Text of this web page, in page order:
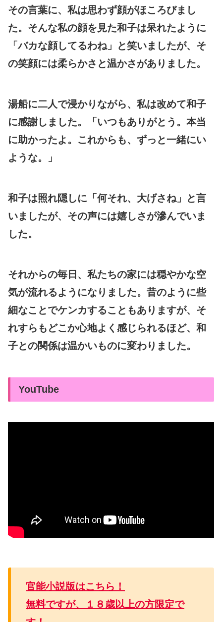
その言葉に、私は思わず顔がほころびまし
た。そんな私の顔を見た和子は呆れたように
「バカな顔してるわね」と笑いましたが、そ
の笑顔には柔らかさと温かさがありました。
湯船に二人で浸かりながら、私は改めて和子
に感謝しました。「いつもありがとう。本当
に助かったよ。これからも、ずっと一緒にい
ような。」
和子は照れ隠しに「何それ、大げさね」と言
いましたが、その声には嬉しさが滲んでいま
した。
それからの毎日、私たちの家には穏やかな空
気が流れるようになりました。昔のように些
細なことでケンカすることもありますが、そ
れすらもどこか心地よく感じられるほど、和
子との関係は温かいものに変わりました。
YouTube
官能小説版はこちら！
無料ですが、１８歳以上の方限定で